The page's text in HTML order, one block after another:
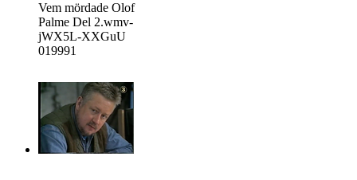
Vem mördade Olof
Palme Del 2.wmv-
jWX5L-XXGuU
019991